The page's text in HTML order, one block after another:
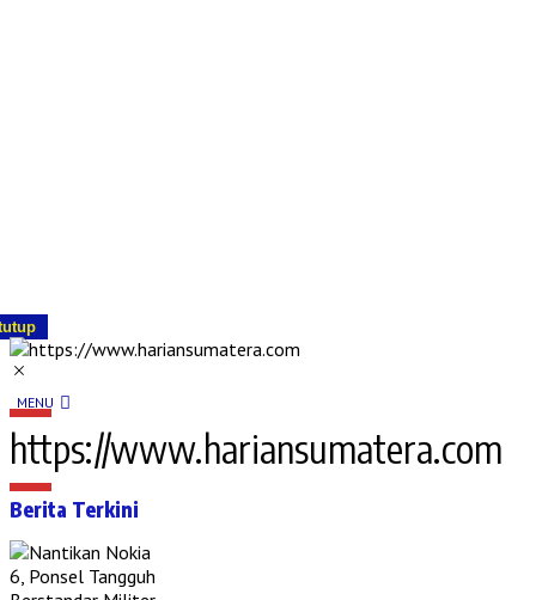
MENU
https://www.hariansumatera.com
Berita Terkini